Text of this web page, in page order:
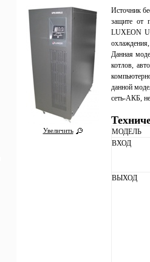
Увеличить
Источник
защите от
LUXEON
Данная
котлов,
данной
сеть-АКБ,
МОДЕЛЬ
ВХОД
ВЫХОД